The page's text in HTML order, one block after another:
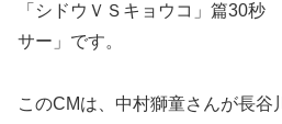
「シドウＶＳキョウコ」篇30
サー」です。
このCMは、中村獅童さんが長谷